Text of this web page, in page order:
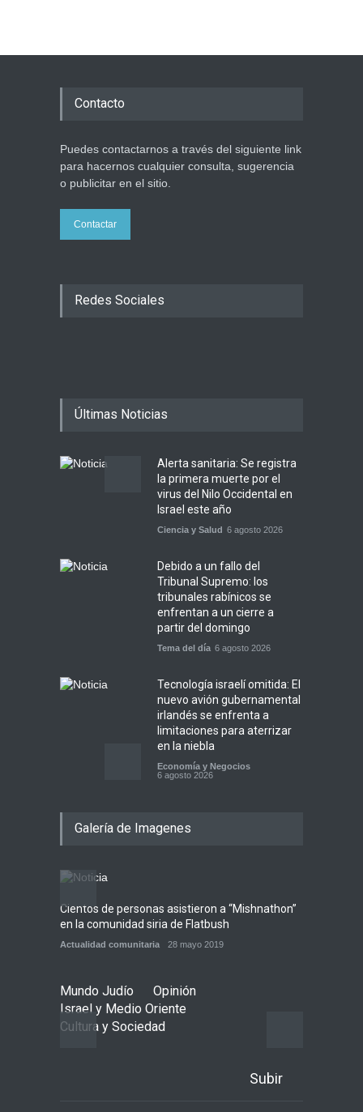
enterrados de nuevo en
Contacto
Puedes contactarnos a través del siguiente link
para hacernos cualquier consulta, sugerencia
o publicitar en el sitio.
Contactar
Redes Sociales
Últimas Noticias
Alerta sanitaria: Se registra
la primera muerte por el
virus del Nilo Occidental en
Israel este año
Ciencia y Salud 6 agosto 2026
Debido a un fallo del
Tribunal Supremo: los
tribunales rabínicos se
enfrentan a un cierre a
partir del domingo
Tema del día 6 agosto 2026
Tecnología israelí omitida: El
nuevo avión gubernamental
irlandés se enfrenta a
limitaciones para aterrizar
en la niebla
Economía y Negocios
6 agosto 2026
Opinión
Jerusalem, cumpliendo así
su último deseo
Mundo Judío 5 agosto 2026
Galería de Imagenes
Cientos de personas asistieron a “Mishnathon”
en la comunidad siria de Flatbush
Actualidad comunitaria 28 mayo 2019
Mundo Judío
Opinión
Israel y Medio Oriente
Cultura y Sociedad
Subir